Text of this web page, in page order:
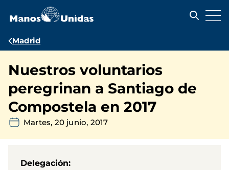
contenido
Ruta
navegación
Madrid
Nuestros voluntarios
peregrinan a Santiago de
Compostela en 2017
Martes, 20 junio, 2017
Delegación